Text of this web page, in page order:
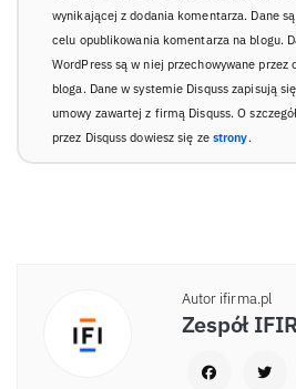
wynikającej z dodania komentarza. Dane
celu opublikowania komentarza na blogu.
WordPress są w niej przechowywane przez
bloga. Dane w systemie Disquss zapisują
umowy zawartej z firmą Disquss. O
przez Disquss dowiesz się ze strony.
Autor ifirma.pl
Zespół